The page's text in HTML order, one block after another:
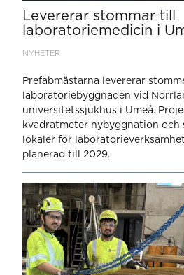
Levererar stommar till
laboratoriemedicin i
NYHETER
Prefabmästarna levererar
laboratoriebyggnaden vid
universitetssjukhus i Umeå.
kvadratmeter nybyggnation och
lokaler för
planerad till 2029.